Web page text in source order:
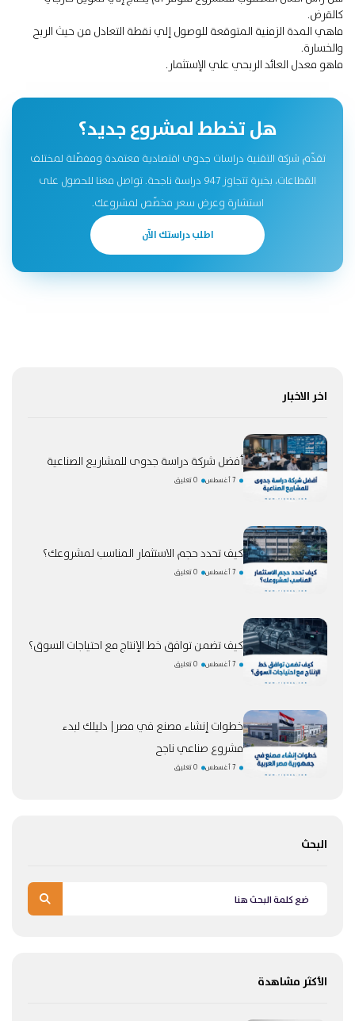
كالقرض.
ماهي المدة الزمنية المتوقعة للوصول إلي نقطة التعادل من حيث الربح
والخسارة.
ماهو معدل العائد الربحي علي الإستثمار.
هل تخطط لمشروع جديد؟
تقدّم شركة التقنية دراسات جدوى اقتصادية معتمدة ومفصّلة لمختلف
القطاعات، بخبرة تتجاوز 947 دراسة ناجحة. تواصل معنا للحصول على
استشارة وعرض سعر مخصّص لمشروعك.
اطلب دراستك الآن
اخر الاخبار
أفضل شركة دراسة جدوى للمشاريع الصناعية
7 أغسطس 0 تعليق
كيف تحدد حجم الاستثمار المناسب لمشروعك؟
7 أغسطس 0 تعليق
كيف تضمن توافق خط الإنتاج مع احتياجات السوق؟
7 أغسطس 0 تعليق
خطوات إنشاء مصنع في مصر| دليلك لبدء
مشروع صناعي ناجح
7 أغسطس 0 تعليق
البحث
الأكثر مشاهدة